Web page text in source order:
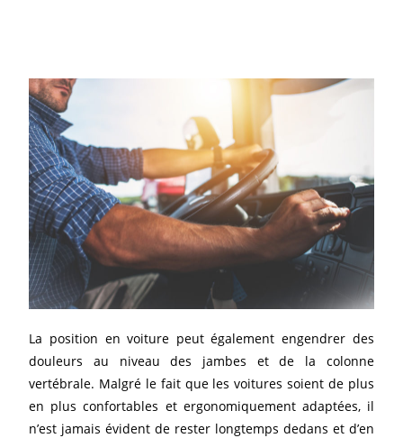
La position en voiture peut également engendrer des
douleurs au niveau des jambes et de la colonne
vertébrale. Malgré le fait que les voitures soient de plus
en plus confortables et ergonomiquement adaptées, il
n’est jamais évident de rester longtemps dedans et d’en